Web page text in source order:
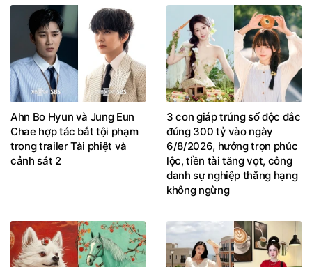
Ahn Bo Hyun và Jung Eun
Chae hợp tác bắt tội phạm
trong trailer Tài phiệt và
cảnh sát 2
3 con giáp trúng số độc đắc
đúng 300 tỷ vào ngày
6/8/2026, hưởng trọn phúc
lộc, tiền tài tăng vọt, công
danh sự nghiệp thăng hạng
không ngừng